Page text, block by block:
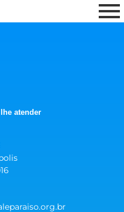
atender